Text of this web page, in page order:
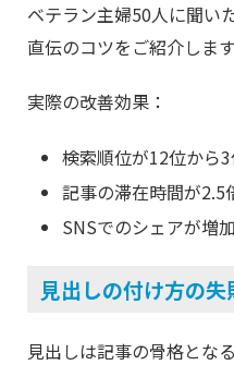
ベテラン主婦50人に聞い
直伝のコツをご紹介します
実際の改善効果：
検索順位が12位から
記事の滞在時間が2.5
SNSでのシェアが増加
見出しの付け方の失
見出しは記事の骨格とな